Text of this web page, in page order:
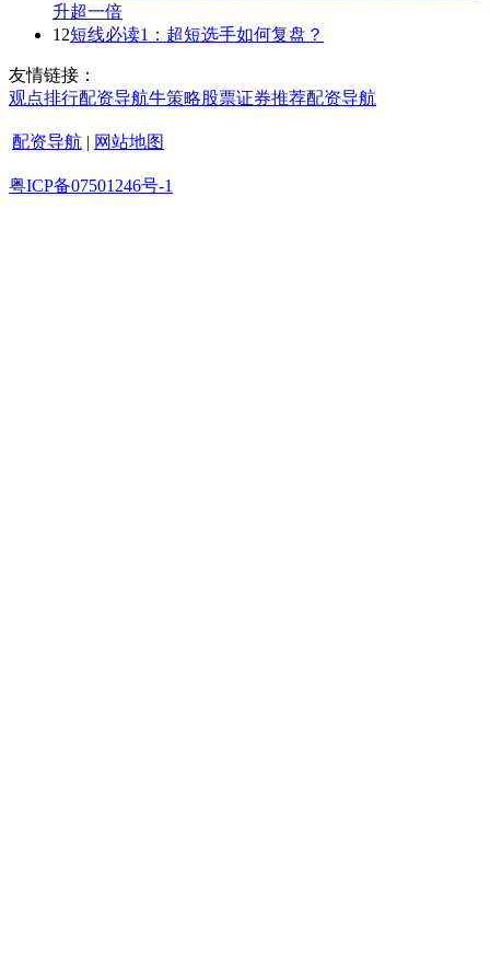
升超一倍
12短线必读1：超短选手如何复盘？
友情链接：
观点排行配资导航牛策略股票证券推荐配资导航
配资导航 | 网站地图
粤ICP备07501246号-1